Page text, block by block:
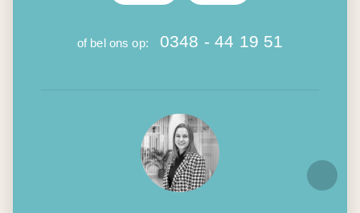
of bel ons op: 0348 - 44 19 51